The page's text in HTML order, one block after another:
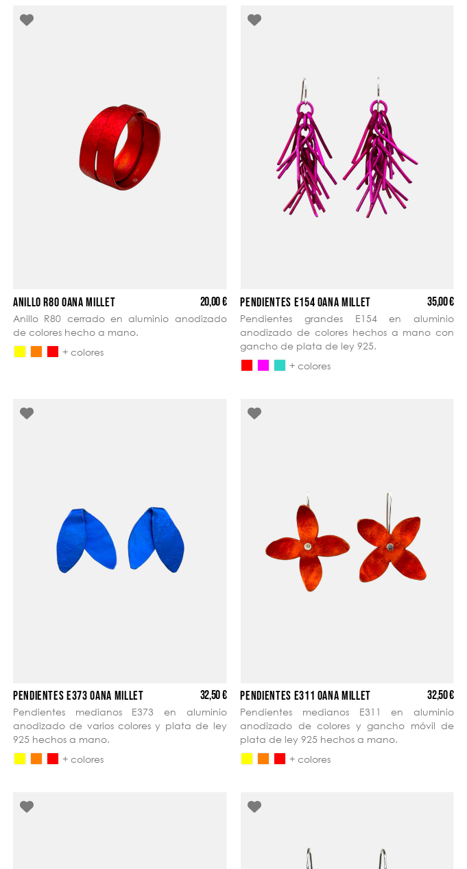
ANILLO R80 OANA MILLET 20,00 €
Anillo R80 cerrado en aluminio anodizado
de colores hecho a mano.
+ colores
PENDIENTES E154 OANA MILLET 35,00 €
Pendientes grandes E154 en aluminio
anodizado de colores hechos a mano con
gancho de plata de ley 925.
+ colores
PENDIENTES E373 OANA MILLET 32,50 €
Pendientes medianos E373 en aluminio
anodizado de varios colores y plata de ley
925 hechos a mano.
+ colores
PENDIENTES E311 OANA MILLET 32,50 €
Pendientes medianos E311 en aluminio
anodizado de colores y gancho móvil de
plata de ley 925 hechos a mano.
+ colores